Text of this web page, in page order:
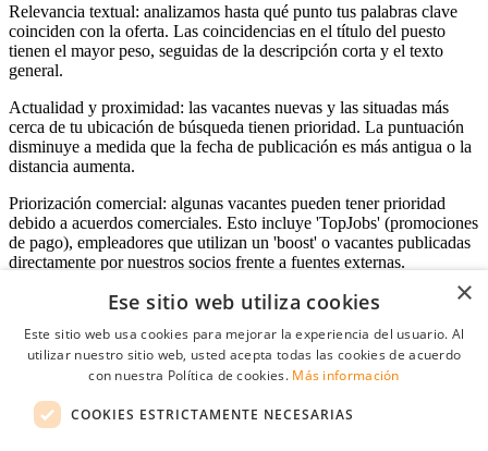
Relevancia textual: analizamos hasta qué punto tus palabras clave
coinciden con la oferta. Las coincidencias en el título del puesto
tienen el mayor peso, seguidas de la descripción corta y el texto
general.
Actualidad y proximidad: las vacantes nuevas y las situadas más
cerca de tu ubicación de búsqueda tienen prioridad. La puntuación
disminuye a medida que la fecha de publicación es más antigua o la
distancia aumenta.
Priorización comercial: algunas vacantes pueden tener prioridad
debido a acuerdos comerciales. Esto incluye 'TopJobs' (promociones
de pago), empleadores que utilizan un 'boost' o vacantes publicadas
directamente por nuestros socios frente a fuentes externas.
Acceso empresas
Contraseña
×
Ese sitio web utiliza cookies
Este sitio web usa cookies para mejorar la experiencia del usuario. Al
utilizar nuestro sitio web, usted acepta todas las cookies de acuerdo
con nuestra Política de cookies. Más información
COOKIES ESTRICTAMENTE NECESARIAS